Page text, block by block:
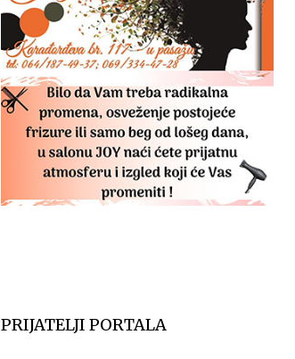
PRIJATELJI PORTALA